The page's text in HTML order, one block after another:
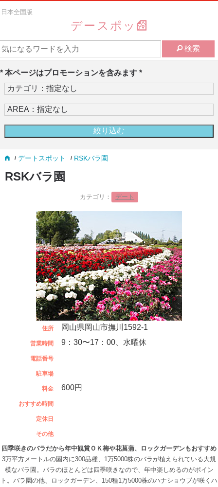
日本全国版
デースポッ
検索
* 本ページはプロモーションを含みます *
デートスポット RSKバラ園
RSKバラ園
カテゴリ： デート
住所 岡山県岡山市撫川1592-1
営業時間 9：30〜17：00、水曜休
電話番号
駐車場
料金 600円
おすすめ時間
定休日
その他
四季咲きのバラだから年中観賞ＯＫ梅や花菖蒲、ロックガーデンもおすすめ
3万平方メートルの園内に300品種、1万5000株のバラが植えられている大規
模なバラ園。バラのほとんどは四季咲きなので、年中楽しめるのがポイン
ト。バラ園の他、ロックガーデン、150種1万5000株のハナショウブが咲くハ